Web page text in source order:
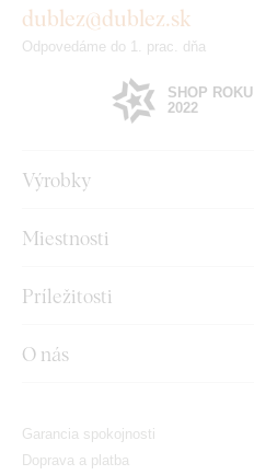
Výrobky
Miestnosti
Príležitosti
O nás
dublez@dublez.sk
Odpovedáme do 1. prac. dňa
SHOP ROKU
2022
Garancia spokojnosti
Doprava a platba